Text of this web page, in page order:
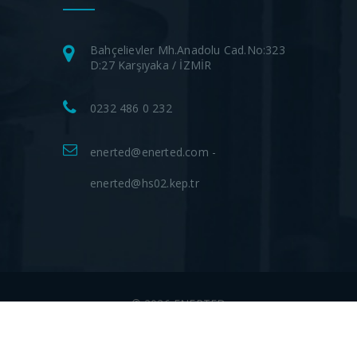
Bahçelievler Mh.Anadolu Cad.No:323
D:27 Karşıyaka / İZMİR
0232 486 0 232
enerted@enerted.com -
enerted@hs02.kep.tr
© 2026 ENERTED